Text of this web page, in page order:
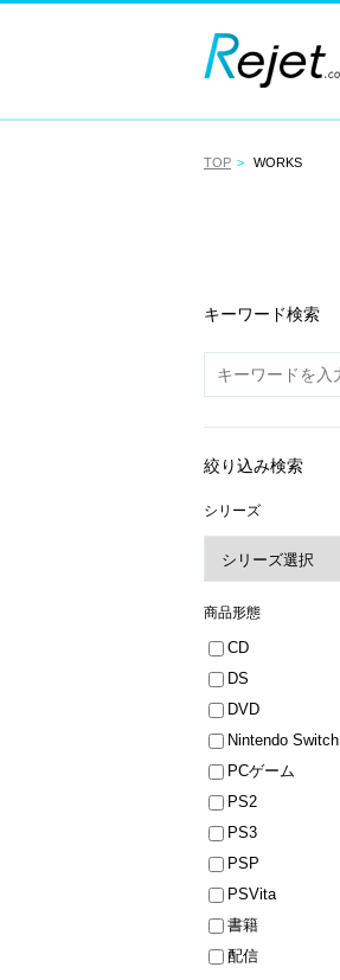
TOP WORKS
キーワード検索
絞り込み検索
シリーズ
商品形態
CD
DS
DVD
Nintendo Switch
PCゲーム
PS2
PS3
PSP
PSVita
書籍
配信